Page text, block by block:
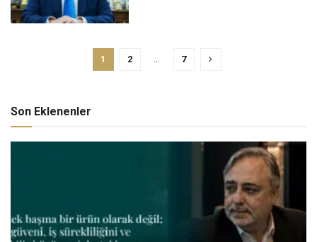
1 2 … 7
Son Eklenenler